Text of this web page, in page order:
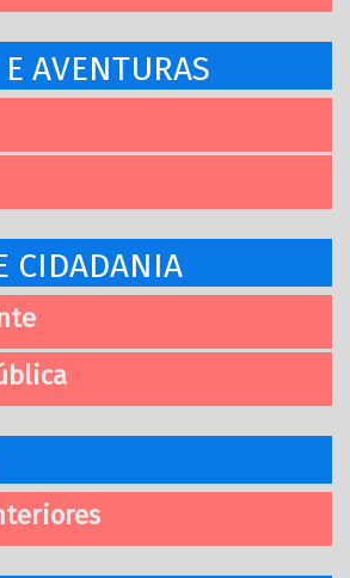
AVENTURAS
CIDADANIA